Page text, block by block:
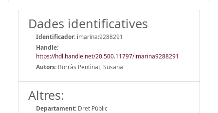
Dades identificatives
Identificador: imarina:9288291
Handle:
https://hdl.handle.net/20.500.11797/imarina9288291
Autors: Borràs Pentinat, Susana
Altres:
Departament: Dret Públic